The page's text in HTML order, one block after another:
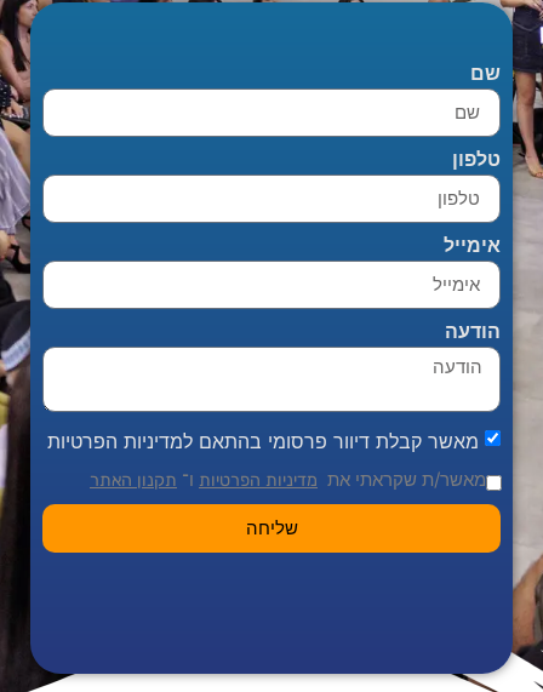
שם
טלפון
אימייל
הודעה
מאשר קבלת דיוור פרסומי בהתאם למדיניות הפרטיות
מאשר/ת שקראתי את מדיניות הפרטיות ו־ תקנון האתר
שליחה